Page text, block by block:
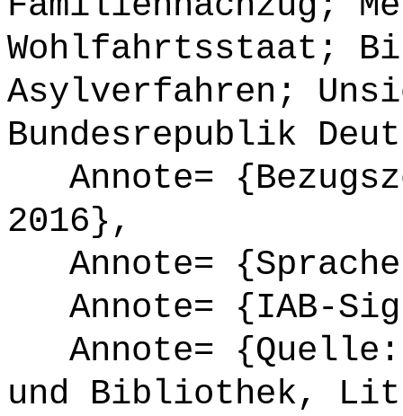
Wohlfahrtsstaat;
Asylverfahren;
Bundesrepublik
Annote=
2016},
Annote=
Annote= {IAB-
Annote= {Quelle:
und Bibliothek,